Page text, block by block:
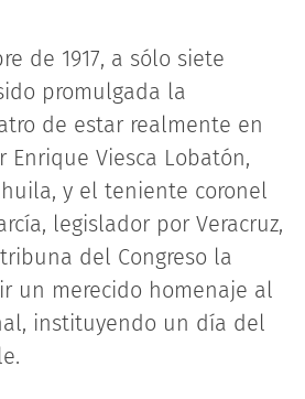
de 1917, a sólo siete
promulgada la
de estar realmente en
Enrique Viesca Lobatón,
y el teniente coronel
legislador por Veracruz,
del Congreso la
un merecido homenaje al
instituyendo un día del